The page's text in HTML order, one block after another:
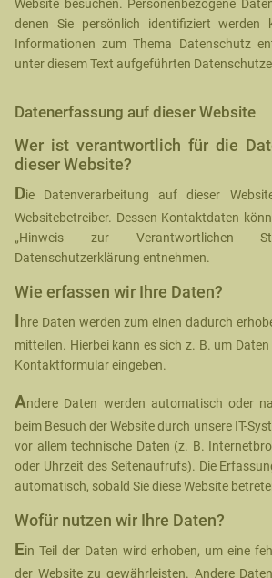
Website besuchen. Personenbezogene
denen Sie persönlich identifiziert werden
Informationen zum Thema Datenschutz
unter diesem Text aufgeführten
Datenerfassung auf dieser Website
Wer ist verantwortlich für die
dieser Website?
Die Datenverarbeitung auf dieser
Websitebetreiber. Dessen Kontaktdaten
„Hinweis zur Verantwortlichen
Datenschutzerklärung entnehmen.
Wie erfassen wir Ihre Daten?
hre Daten werden zum einen dadurch
mitteilen. Hierbei kann es sich z. B. um Daten
Kontaktformular eingeben.
Andere Daten werden automatisch oder
beim Besuch der Website durch unsere IT-
vor allem technische Daten (z. B.
oder Uhrzeit des Seitenaufrufs). Die
automatisch, sobald Sie diese Website
Wofür nutzen wir Ihre Daten?
Ein Teil der Daten wird erhoben, um eine
der Website zu gewährleisten. Andere